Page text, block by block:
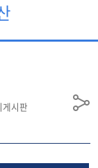
시판
공